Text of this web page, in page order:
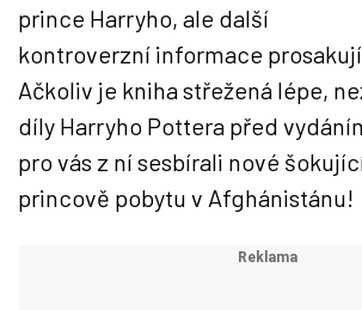
prince Harryho, ale další
kontroverzní informace
Ačkoliv je kniha střežená lépe,
díly Harryho Pottera před
pro vás z ní sesbírali nové
princově pobytu v Afghánistánu!